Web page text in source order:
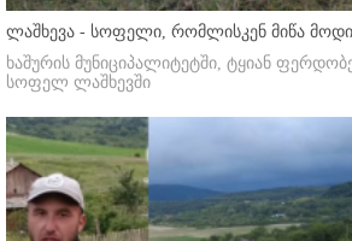
ლაშხევა - სოფელი, რომლისკენ მიწა
ხაშურის მუნიციპალიტეტში, ტყიან
სოფელ ლაშხევში